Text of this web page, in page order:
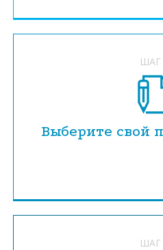
ШАГ
Выберите свой
ШАГ